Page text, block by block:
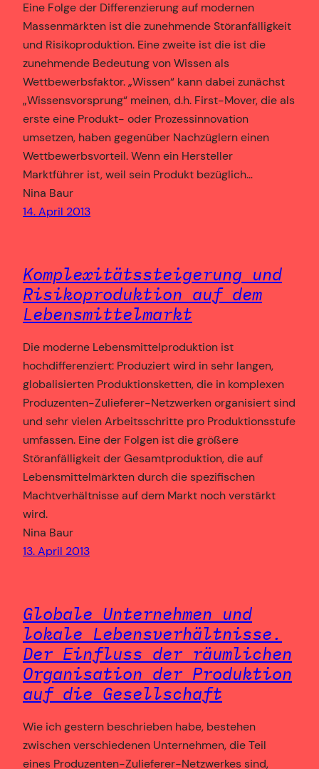
Eine Folge der Differenzierung auf modernen
Massenmärkten ist die zunehmende Störanfälligkeit
und Risikoproduktion. Eine zweite ist die ist die
zunehmende Bedeutung von Wissen als
Wettbewerbsfaktor. „Wissen“ kann dabei zunächst
„Wissensvorsprung“ meinen, d.h. First-Mover, die als
erste eine Produkt- oder Prozessinnovation
umsetzen, haben gegenüber Nachzüglern einen
Wettbewerbsvorteil. Wenn ein Hersteller
Marktführer ist, weil sein Produkt bezüglich…
Nina Baur
14. April 2013
Komplexitätssteigerung und
Risikoproduktion auf dem
Lebensmittelmarkt
Die moderne Lebensmittelproduktion ist
hochdifferenziert: Produziert wird in sehr langen,
globalisierten Produktionsketten, die in komplexen
Produzenten-Zulieferer-Netzwerken organisiert sind
und sehr vielen Arbeitsschritte pro Produktionsstufe
umfassen. Eine der Folgen ist die größere
Störanfälligkeit der Gesamtproduktion, die auf
Lebensmittelmärkten durch die spezifischen
Machtverhältnisse auf dem Markt noch verstärkt
wird.
Nina Baur
13. April 2013
Globale Unternehmen und
lokale Lebensverhältnisse.
Der Einfluss der räumlichen
Organisation der Produktion
auf die Gesellschaft
Wie ich gestern beschrieben habe, bestehen
zwischen verschiedenen Unternehmen, die Teil
eines Produzenten-Zulieferer-Netzwerkes sind,